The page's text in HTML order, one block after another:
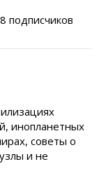
подписчиков
инопланетных
советы о
и не